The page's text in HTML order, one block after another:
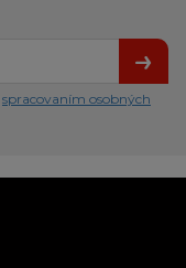
spracovaním osobných